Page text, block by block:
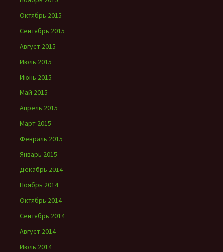
Октябрь 2015
Сентябрь 2015
Август 2015
Июль 2015
Июнь 2015
Май 2015
Апрель 2015
Март 2015
Февраль 2015
Январь 2015
Декабрь 2014
Ноябрь 2014
Октябрь 2014
Сентябрь 2014
Август 2014
Июль 2014